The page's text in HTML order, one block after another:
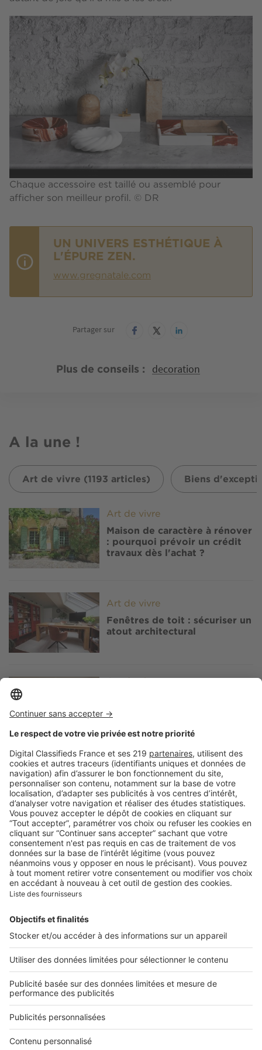
Chaque accessoire est taillé ou assemblé pour
afficher son meilleur profil. © DR
UN UNIVERS ESTHÉTIQUE À
L'ÉPURE ZEN.
www.gregnatale.com
Partager sur
Plus de conseils decoration
A la une !
Art de vivre (1193 articles) Biens
Image Art de vivre
Maison de caractère à rénover
: pourquoi prévoir un crédit
travaux dès l'achat ?
Image
Art de vivre
Fenêtres de toit : sécuriser un
atout architectural
Image
vous réveillez fatigué ? Vos
fenêtres de toit peuvent en
être la cause
Image Art de vivre
Comment bien choisir son
linge de lit ? Le guide
complet pour allier confort,
qualité et style
Image Art de vivre
Contrat d'électricité : quelle
Nos applications
dédiée aux iPhone & iPad. Disponible en France